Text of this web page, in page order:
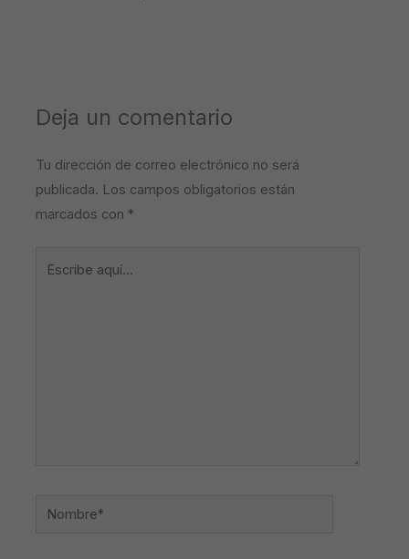
Deja un comentario
Tu dirección de correo electrónico no será
publicada. Los campos obligatorios están
marcados con *
Nombre*